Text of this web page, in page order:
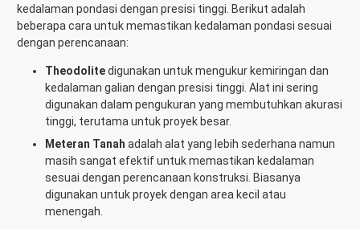
kedalaman pondasi dengan presisi tinggi. Berikut adalah
beberapa cara untuk memastikan kedalaman pondasi sesuai
dengan perencanaan:
Theodolitedigunakan untuk mengukur kemiringan dan
kedalaman galian dengan presisi tinggi. Alat ini sering
digunakan dalam pengukuran yang membutuhkan akurasi
tinggi, terutama untuk proyek besar.
Meteran Tanah adalah alat yang lebih sederhana namun
masih sangat efektif untuk memastikan kedalaman
sesuai dengan perencanaan konstruksi. Biasanya
digunakan untuk proyek dengan area kecil atau
menengah.